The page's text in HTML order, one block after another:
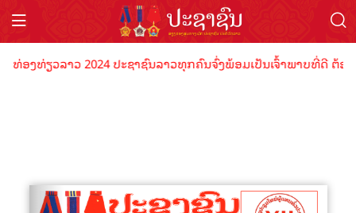
ອງທ່ຽວລາວ 2024 ປະຊາຊົນລາວທຸກຄົນຈົ່ງພ້ອມເປັນເຈົ້າພາບທີ່ດີ ຕ້ອ